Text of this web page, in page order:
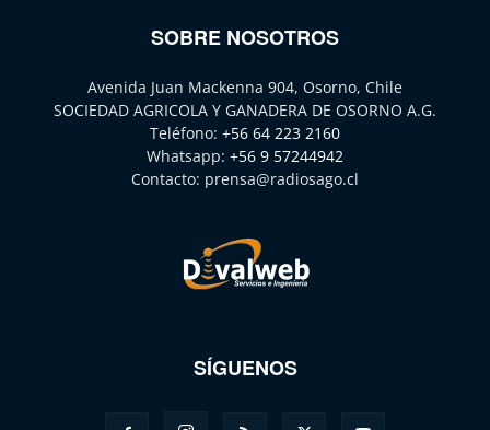
SOBRE NOSOTROS
Avenida Juan Mackenna 904, Osorno, Chile
SOCIEDAD AGRICOLA Y GANADERA DE OSORNO A.G.
Teléfono: +56 64 223 2160
Whatsapp: +56 9 57244942
Contacto: prensa@radiosago.cl
SÍGUENOS